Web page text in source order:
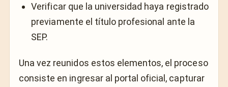
Verificar que la universidad haya registrado
previamente el título profesional ante la
SEP.
Una vez reunidos estos elementos, el proceso
consiste en ingresar al portal oficial, capturar